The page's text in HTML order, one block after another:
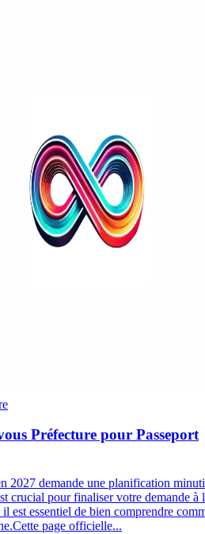
Préfecture pour Passeport
2027 demande une planification
crucial pour finaliser votre demande à
est essentiel de bien comprendre
page officielle...